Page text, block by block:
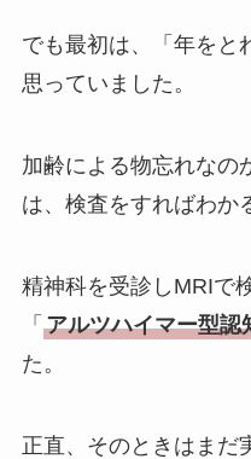
でも最初は、「年をと
思っていました。
加齢による物忘れなの
は、検査をすればわか
精神科を受診しMRIで
「 アルツハイマー型認
た。
正直、そのときはまだ